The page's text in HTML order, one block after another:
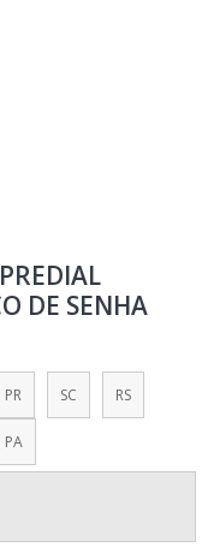
DE SENHA
PR SC RS
PA